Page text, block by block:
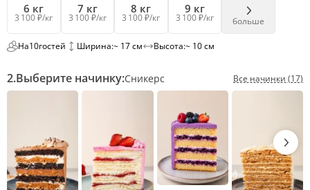
6 кг
3 100 ₽/кг
7 кг
3 100 ₽/кг
8 кг
3 100 ₽/кг
9 кг
3 100 ₽/кг больше
На10гостей Ширина:~ 17 см Высота:~ 10 см
2.Выберите начинку:Сникерс Все начинки (17)